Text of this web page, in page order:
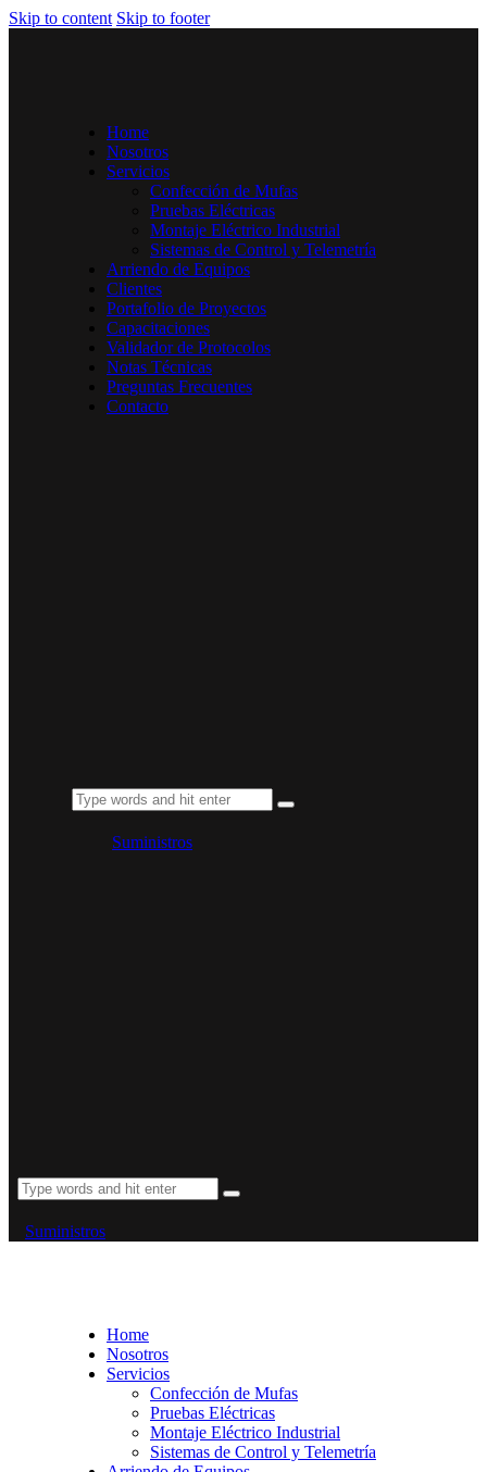
Skip to content Skip to footer
Home
Nosotros
Servicios
Confección de Mufas
Pruebas Eléctricas
Montaje Eléctrico Industrial
Sistemas de Control y Telemetría
Arriendo de Equipos
Clientes
Portafolio de Proyectos
Capacitaciones
Validador de Protocolos
Notas Técnicas
Preguntas Frecuentes
Contacto
Suministros
Suministros
Home
Nosotros
Servicios
Confección de Mufas
Pruebas Eléctricas
Montaje Eléctrico Industrial
Sistemas de Control y Telemetría